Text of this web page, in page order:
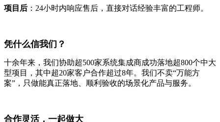
项目后 ：24小时内响应售后，直接对话经验丰富的工程师。
凭什么信我们？
十余年来，我们协助超500家系统集成商成功落地超800个中大
型项目，其中超20家客户合作超过8年。我们不卖“万能方
案”，只做能真正落地、顺利验收的场景化产品与服务。
合作灵活，一起做大